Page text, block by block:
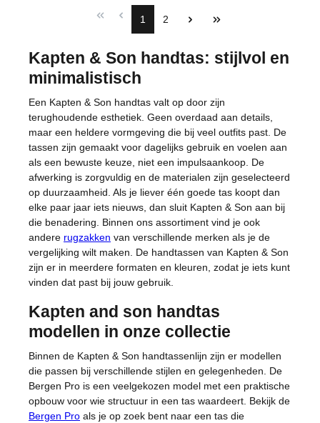
1 2
Kapten & Son handtas: stijlvol en
minimalistisch
Een Kapten & Son handtas valt op door zijn
terughoudende esthetiek. Geen overdaad aan details,
maar een heldere vormgeving die bij veel outfits past. De
tassen zijn gemaakt voor dagelijks gebruik en voelen aan
als een bewuste keuze, niet een impulsaankoop. De
afwerking is zorgvuldig en de materialen zijn geselecteerd
op duurzaamheid. Als je liever één goede tas koopt dan
elke paar jaar iets nieuws, dan sluit Kapten & Son aan bij
die benadering. Binnen ons assortiment vind je ook
andere rugzakken van verschillende merken als je de
vergelijking wilt maken. De handtassen van Kapten & Son
zijn er in meerdere formaten en kleuren, zodat je iets kunt
vinden dat past bij jouw gebruik.
Kapten and son handtas
modellen in onze collectie
Binnen de Kapten & Son handtassenlijn zijn er modellen
die passen bij verschillende stijlen en gelegenheden. De
Bergen Pro is een veelgekozen model met een praktische
opbouw voor wie structuur in een tas waardeert. Bekijk de
Bergen Pro als je op zoek bent naar een tas die